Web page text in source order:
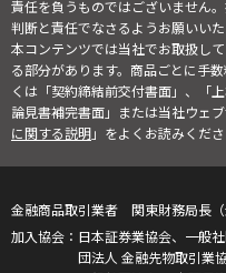
責任を負うものではございません
判断と責任でなさるようお願いいた
本コンテンツでは当社でお取扱し
る部分があります。商品ごとに手
くは「契約締結前交付書面」、「
論見書補完書面」または当社ウェ
に関する説明」をよくお読みくださ
金融商品取引業者 関東財務局長
日本証券業協会、一般
団法人 金融先物取引業協